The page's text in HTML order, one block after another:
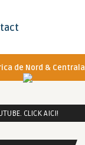
de Nord & Centrala
CLICK AICI!